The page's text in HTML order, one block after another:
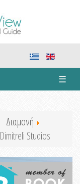
☰
Διαμονή
Dimitreli Studios